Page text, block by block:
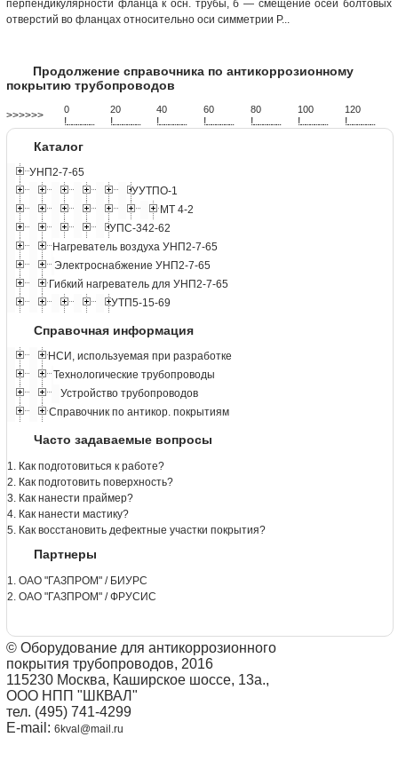
перпендикулярности фланца к осн. трубы, б — смещение осей болтовых
отверстий во фланцах относительно оси симметрии Р...
Продолжение справочника по антикоррозионному
покрытию трубопроводов
>>>>>> 0
!...................
20
!...................
40
!...................
60
!...................
80
!...................
100
!...................
120
!...................
Каталог
УНП2-7-65
УУТПО-1
МТ 4-2
УПС-342-62
Нагреватель воздуха УНП2-7-65
Электроснабжение УНП2-7-65
Гибкий нагреватель для УНП2-7-65
УТП5-15-69
Справочная информация
НСИ, используемая при разработке
Технологические трубопроводы
Устройство трубопроводов
Справочник по антикор. покрытиям
Часто задаваемые вопросы
1. Как подготовиться к работе?
2. Как подготовить поверхность?
3. Как нанести праймер?
4. Как нанести мастику?
5. Как восстановить дефектные участки покрытия?
Партнеры
1. ОАО "ГАЗПРОМ" / БИУРС
2. ОАО "ГАЗПРОМ" / ФРУСИС
© Оборудование для антикоррозионного
покрытия трубопроводов, 2016
115230 Москва, Каширское шоссе, 13а.,
ООО НПП "ШКВАЛ"
тел. (495) 741-4299
E-mail: 6kval@mail.ru